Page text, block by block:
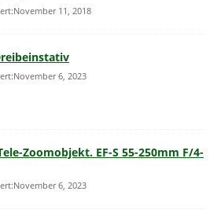
11, 2018
6, 2023
Zoomobjekt. EF-S 55-250mm F/4-
6, 2023